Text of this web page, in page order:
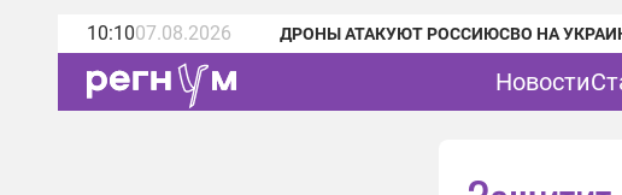
10:1007.08.2026 ДРОНЫ АТАКУЮТ РОССИЮСВО НА
Новости